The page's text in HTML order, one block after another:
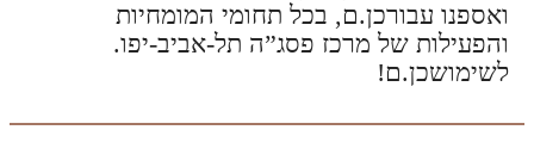
ואספנו עבורכן.ם, בכל תחומי המומחיות
והפעילות של מרכז פסג”ה תל-אביב-יפו.
לשימושכן.ם!